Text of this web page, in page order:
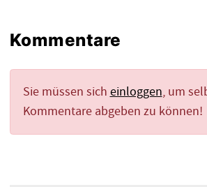
Kommentare
Sie müssen sich einloggen, um
Kommentare abgeben zu können!